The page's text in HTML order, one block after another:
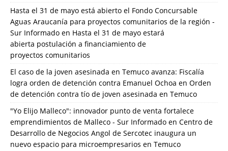
Hasta el 31 de mayo está abierto el Fondo Concursable
Aguas Araucanía para proyectos comunitarios de la región -
Sur Informado en Hasta el 31 de mayo estará
abierta postulación a financiamiento de
proyectos comunitarios
El caso de la joven asesinada en Temuco avanza: Fiscalía
logra orden de detención contra Emanuel Ochoa en Orden
de detención contra tío de joven asesinada en Temuco
"Yo Elijo Malleco": innovador punto de venta fortalece
emprendimientos de Malleco - Sur Informado en Centro de
Desarrollo de Negocios Angol de Sercotec inaugura un
nuevo espacio para microempresarios en Temuco